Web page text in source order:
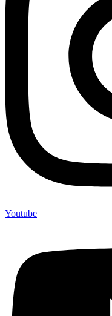
Youtube